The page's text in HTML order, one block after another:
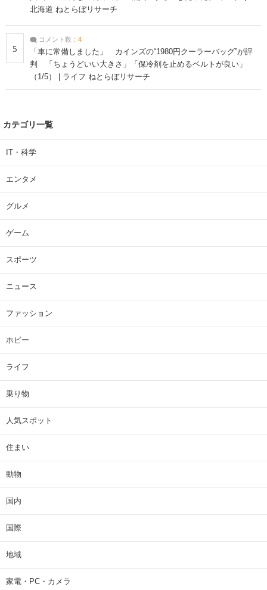
北海道 ねとらぼリサーチ
5
コメント数： 4
「車に常備しました」 カインズの“1980円クーラーバッグ”が評
判 「ちょうどいい大きさ」「保冷剤を止めるベルトが良い」
（1/5） | ライフ ねとらぼリサーチ
カテゴリ一覧
IT・科学
エンタメ
グルメ
ゲーム
スポーツ
ニュース
ファッション
ホビー
ライフ
乗り物
人気スポット
住まい
動物
国内
国際
地域
家電・PC・カメラ